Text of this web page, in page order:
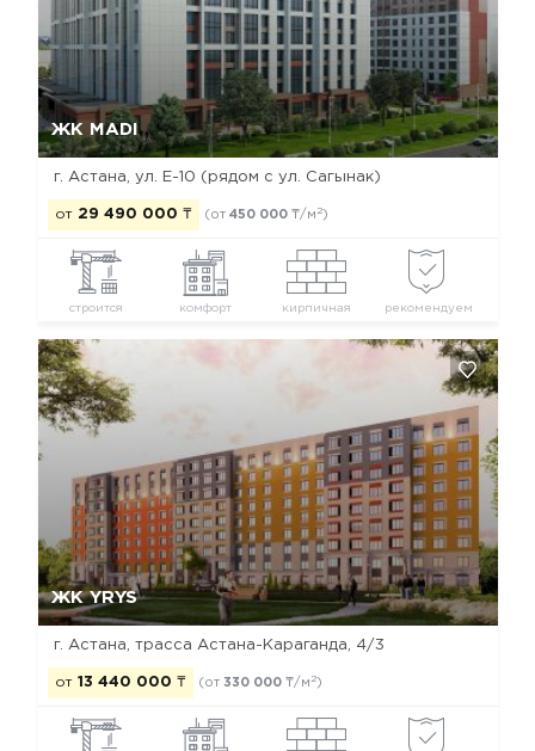
ЖК MADI
г. Астана, ул. Е-10 (рядом с ул. Сагынак)
от 29 490 000 ₸ (от 450 000 ₸/м 2)
строится комфорт кирпичная рекомендуем
Да, удалить Отмена
ЖК YRYS
г. Астана, ​трасса Астана-Караганда, 4/3
от 13 440 000 ₸ (от 330 000 ₸/м 2)
Да, удалить Отмена